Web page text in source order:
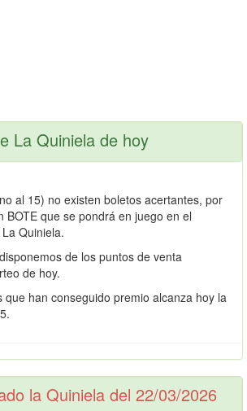
La Quiniela de hoy
al 15) no existen boletos acertantes, por
BOTE que se pondrá en juego en el
Quiniela.
de los puntos de venta
de hoy.
que han conseguido premio alcanza hoy la
la Quiniela del 22/03/2026